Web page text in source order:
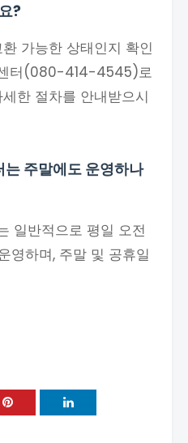
?
가능한 상태인지 확인
터(080-414-4545)로
한 절차를 안내받으시
주말에도 운영하나
일반적으로 평일 오전
영하며, 주말 및 공휴일